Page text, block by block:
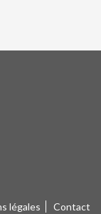
légales Contact